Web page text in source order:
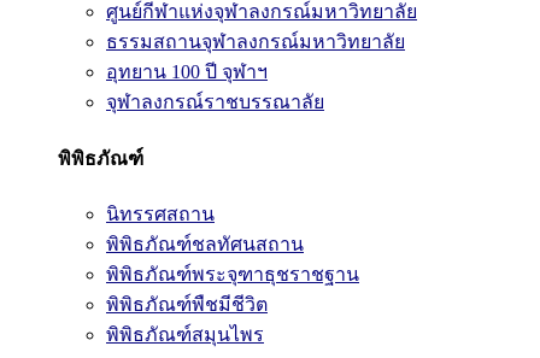
ศูนย์กีฬาแห่งจุฬาลงกรณ์มหาวิทยาลัย
ธรรมสถานจุฬาลงกรณ์มหาวิทยาลัย
อุทยาน 100 ปี จุฬาฯ
จุฬาลงกรณ์ราชบรรณาลัย
พิพิธภัณฑ์
นิทรรศสถาน
พิพิธภัณฑ์ชลทัศนสถาน
พิพิธภัณฑ์พระจุฑาธุชราชฐาน
พิพิธภัณฑ์พืชมีชีวิต
พิพิธภัณฑ์สมุนไพร